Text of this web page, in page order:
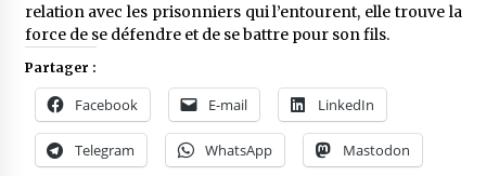
relation avec les prisonniers qui l’entourent, elle trouve la
force de se défendre et de se battre pour son fils.
Partager :
Facebook E-mail LinkedIn
Telegram WhatsApp Mastodon